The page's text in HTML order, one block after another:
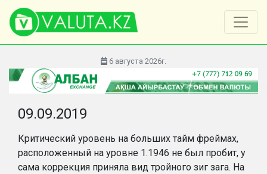
6 августа 2026г.
09.09.2019
Критический уровень на больших тайм фреймах,
расположенный на уровне 1.1946 не был пробит, у
сама коррекция приняла вид тройного зиг зага. На